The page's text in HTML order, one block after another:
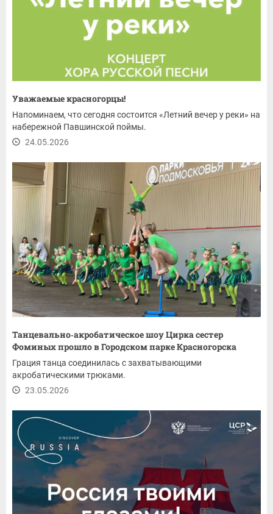
Уважаемые красногорцы!
Напоминаем, что сегодня состоится «Летний вечер у реки» на
набережной Павшинской поймы.
24.05.2026
Танцевально‑акробатическое шоу Цирка сестер
Фоминых прошло в Городском парке Красногорска
Грация танца соединилась с захватывающими
акробатическими трюками.
23.05.2026